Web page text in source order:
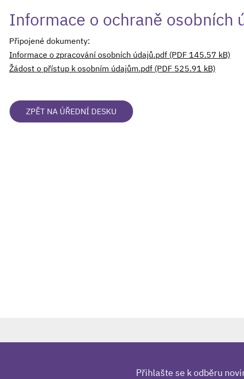
Informace o ochraně osobních
Připojené dokumenty:
Informace o zpracování osobních údajů.pdf (PDF 145.57 kB)
Žádost o přístup k osobním údajům.pdf (PDF 525.91 kB)
ZPĚT NA ÚŘEDNÍ DESKU
Přihlašte se k odběru